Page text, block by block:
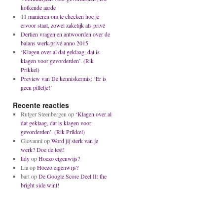
kolkende aarde
11 manieren om te checken hoe je
ervoor staat, zowel zakelijk als privé
Dertien vragen en antwoorden over de
balans werk-privé anno 2015
‘Klagen over al dat geklaag, dat is
klagen voor gevorderden’. (Rik
Prikkel)
Preview van De kenniskermis: ‘Er is
geen pilletje!’
Recente reacties
Rutger Steenbergen op ‘Klagen over al
dat geklaag, dat is klagen voor
gevorderden’. (Rik Prikkel)
Giovanni opWord jij sterk van je
werk? Doe de test!
lidyopHoezo eigenwijs?
LiaopHoezo eigenwijs?
bartopDe Google Score Deel II: the
bright side wint!